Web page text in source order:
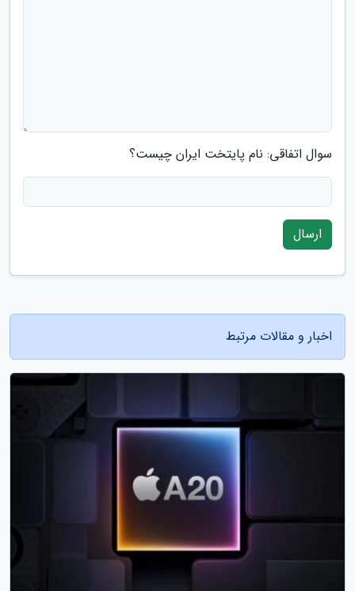
سوال اتفاقی: نام پایتخت ایران چیست؟
ارسال
اخبار و مقالات مرتبط